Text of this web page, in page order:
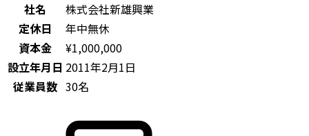
社名
株式会社新雄興業
定休日
年中無休
資本金
¥1,000,000
設立年月日 2011年2月1日
従業員数 30名